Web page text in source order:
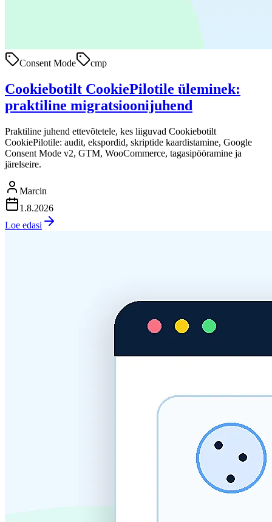
Consent Mode cmp
Cookiebotilt CookiePilotile üleminek:
praktiline migratsioonijuhend
Praktiline juhend ettevõtetele, kes liiguvad Cookiebotilt
CookiePilotile: audit, ekspordid, skriptide kaardistamine, Google
Consent Mode v2, GTM, WooCommerce, tagasipööramine ja
järelseire.
Marcin
1.8.2026
Loe edasi